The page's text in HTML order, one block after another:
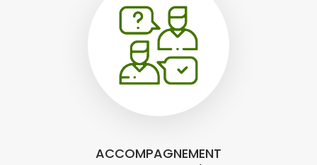
ACCOMPAGNEMENT